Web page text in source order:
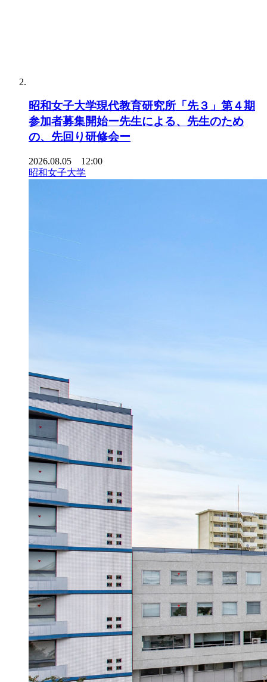
昭和女子大学現代教育研究所「先３」第４期
参加者募集開始ー先生による、先生のため
の、先回り研修会ー
2026.08.05 12:00
昭和女子大学